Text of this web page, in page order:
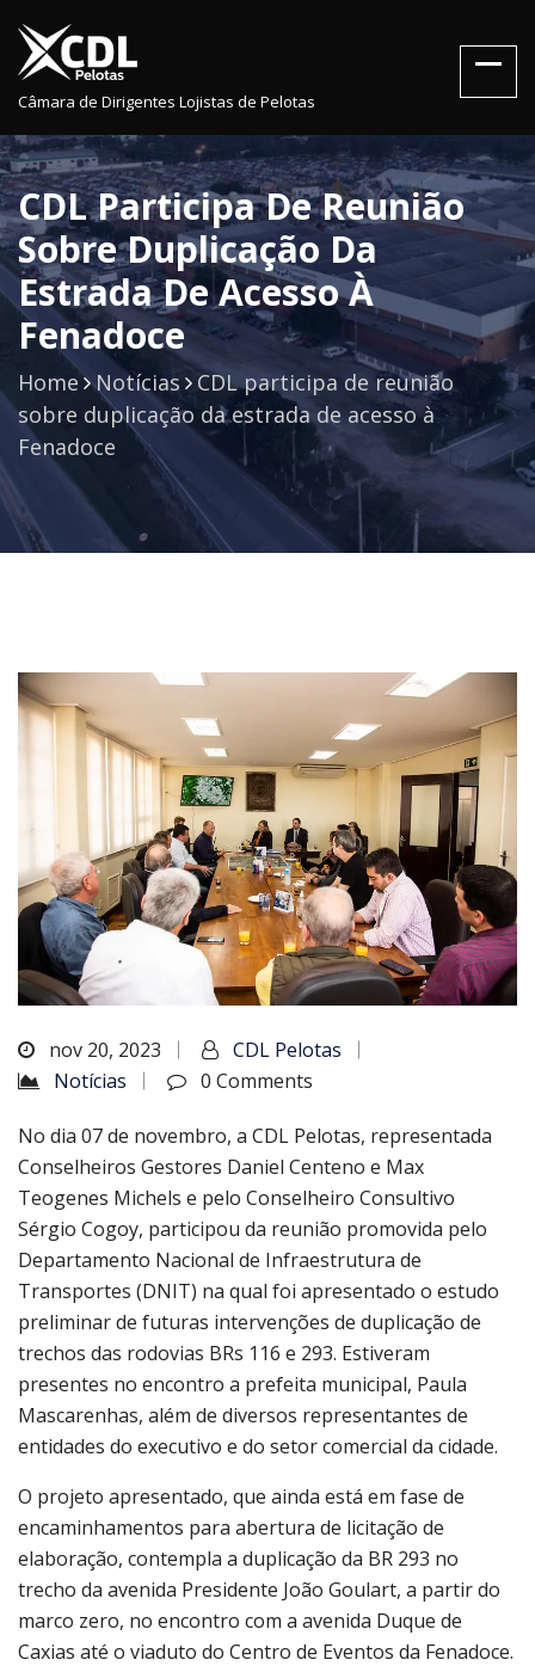
Câmara de Dirigentes Lojistas de Pelotas
CDL Participa De Reunião
Sobre Duplicação Da
Estrada De Acesso À
Fenadoce
Home Notícias
CDL participa de reunião
sobre duplicação da estrada de acesso à
Fenadoce
nov 20, 2023
CDL Pelotas
Notícias
0 Comments
No dia 07 de novembro, a CDL Pelotas, representada
Conselheiros Gestores Daniel Centeno e Max
Teogenes Michels e pelo Conselheiro Consultivo
Sérgio Cogoy, participou da reunião promovida pelo
Departamento Nacional de Infraestrutura de
Transportes (DNIT) na qual foi apresentado o estudo
preliminar de futuras intervenções de duplicação de
trechos das rodovias BRs 116 e 293. Estiveram
presentes no encontro a prefeita municipal, Paula
Mascarenhas, além de diversos representantes de
entidades do executivo e do setor comercial da cidade.
O projeto apresentado, que ainda está em fase de
encaminhamentos para abertura de licitação de
elaboração, contempla a duplicação da BR 293 no
trecho da avenida Presidente João Goulart, a partir do
marco zero, no encontro com a avenida Duque de
Caxias até o viaduto do Centro de Eventos da Fenadoce.